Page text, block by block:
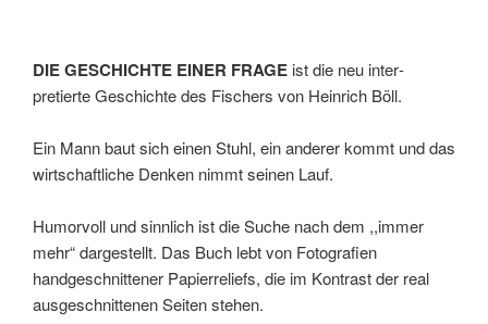
DIE GESCHICHTE EINER FRAGE ist die neu inter­
pretierte Geschichte des Fischers von Heinrich Böll.
Ein Mann baut sich einen Stuhl, ein anderer kommt und das
wirtschaftliche Denken nimmt seinen Lauf.
Humorvoll und sinnlich ist die Suche nach dem ,,immer
mehr“ dargestellt. Das Buch lebt von Fotografien
handgeschnittener Papierreliefs, die im Kontrast der real
ausgeschnitte­nen Seiten stehen.